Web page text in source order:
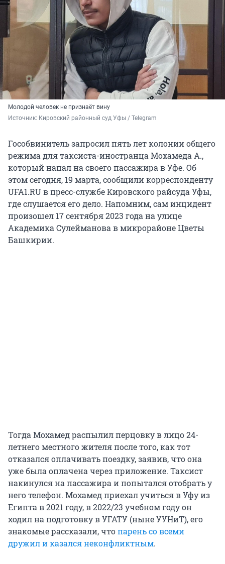
Молодой человек не признаёт вину
Источник: Кировский районный суд Уфы / Telegram
Гособвинитель запросил пять лет колонии общего
режима для таксиста-иностранца Мохамеда А.,
который напал на своего пассажира в Уфе. Об
этом сегодня, 19 марта, сообщили корреспонденту
UFA1.RU в пресс-службе Кировского райсуда Уфы,
где слушается его дело. Напомним, сам инцидент
произошел 17 сентября 2023 года на улице
Академика Сулейманова в микрорайоне Цветы
Башкирии.
Тогда Мохамед распылил перцовку в лицо 24-
летнего местного жителя после того, как тот
отказался оплачивать поездку, заявив, что она
уже была оплачена через приложение. Таксист
накинулся на пассажира и попытался отобрать у
него телефон. Мохамед приехал учиться в Уфу из
Египта в 2021 году, в 2022/23 учебном году он
ходил на подготовку в УГАТУ (ныне УУНиТ), его
знакомые рассказали, чтопарень со всеми
дружил и казался неконфликтным.